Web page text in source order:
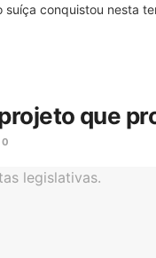
suíça conquistou nesta
que
0